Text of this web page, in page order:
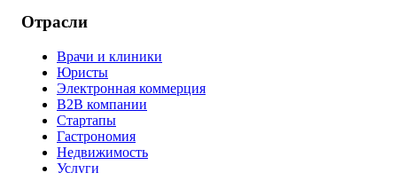
Отрасли
Врачи и клиники
Юристы
Электронная коммерция
B2B компании
Стартапы
Гастрономия
Недвижимость
Услуги